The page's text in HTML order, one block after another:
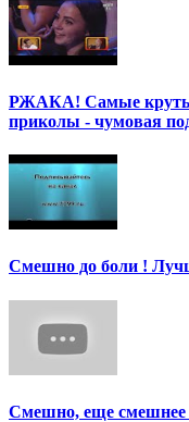
РЖАКА! Самые
приколы - чумовая
Смешно до боли !
Смешно, еще смешнее